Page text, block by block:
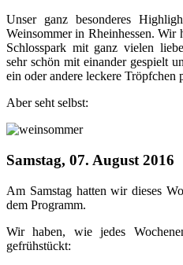
Unser ganz besonderes
Weinsommer in Rheinhessen. Wir
Schlosspark mit ganz vielen
sehr schön mit einander gespielt
ein oder andere leckere Tröpfchen
Aber seht selbst:
Samstag, 07. August 2016
Am Samstag hatten wir dieses
dem Programm.
Wir haben, wie jedes
gefrühstückt: